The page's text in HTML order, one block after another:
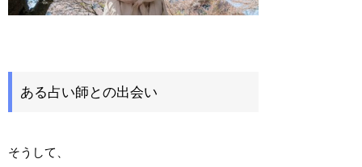
ある占い師との出会い
そうして、